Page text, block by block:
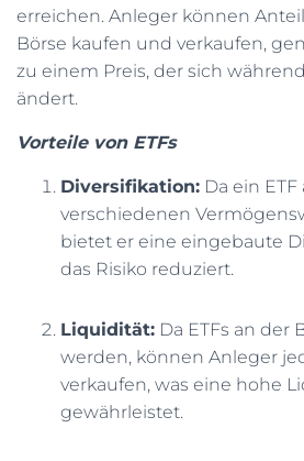
erreichen. Anleger können
Börse kaufen und verkaufen,
zu einem Preis, der sich
ändert.
Vorteile von ETFs
Diversifikation: Da ein
verschiedenen
bietet er eine eingebaute
das Risiko reduziert.
Liquidität: Da ETFs an der
werden, können Anleger
verkaufen, was eine hohe
gewährleistet.